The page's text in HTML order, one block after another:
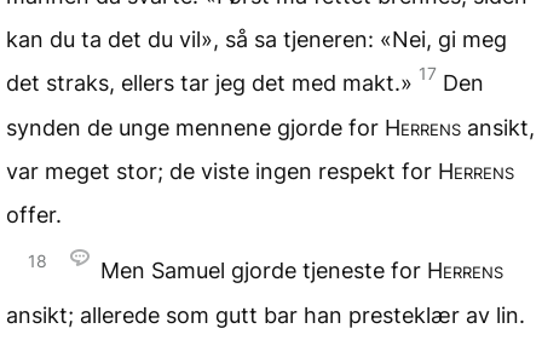
kan du ta det du vil», så sa tjeneren: «Nei, gi meg
det straks, ellers tar jeg det med makt.» 17 Den
synden de unge mennene gjorde for Herrens ansikt,
var meget stor; de viste ingen respekt for Herrens
offer.
18 Men Samuel gjorde tjeneste for Herrens
ansikt; allerede som gutt bar han presteklær av lin.